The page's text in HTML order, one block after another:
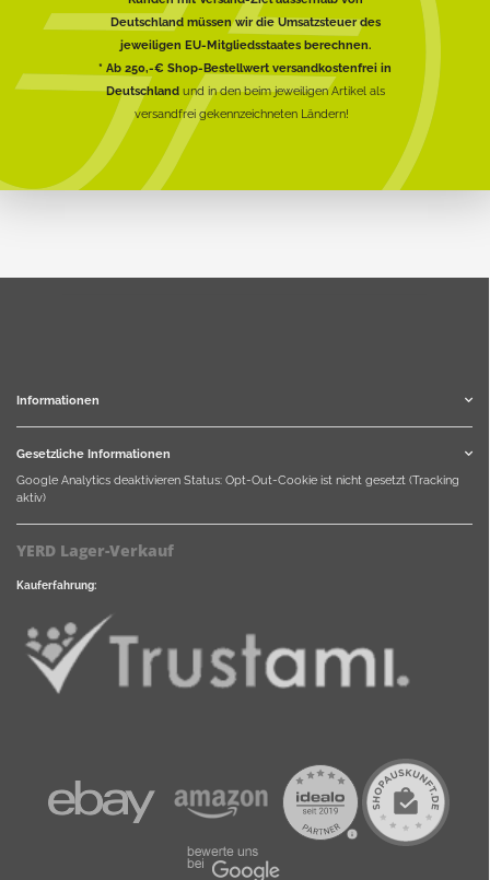
Deutschland müssen wir die Umsatzsteuer des
jeweiligen EU-Mitgliedsstaates berechnen.
* Ab 250,-€ Shop-Bestellwert versandkostenfrei in
Deutschlandund in den beim jeweiligen Artikel als
versandfrei gekennzeichneten Ländern!
Informationen
Gesetzliche Informationen
Google Analytics deaktivieren Status: Opt-Out-Cookie ist nicht gesetzt (Tracking
aktiv)
YERD Lager-Verkauf
Kauferfahrung: